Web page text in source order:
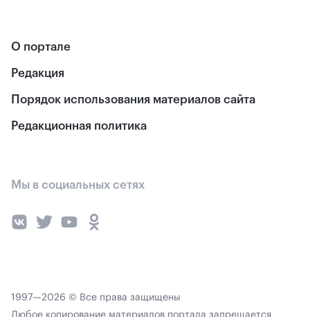
О портале
Редакция
Порядок использования материалов сайта
Редакционная политика
Мы в социальных сетях
1997—2026 © Все права защищены
Любое копирование материалов портала запрещается